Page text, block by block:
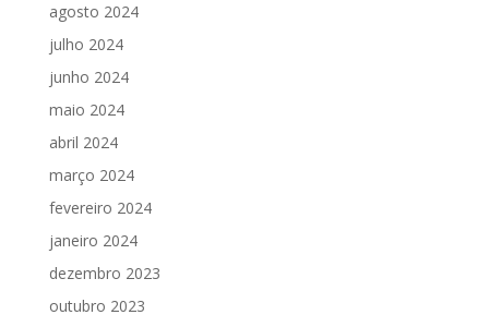
agosto 2024
julho 2024
junho 2024
maio 2024
abril 2024
março 2024
fevereiro 2024
janeiro 2024
dezembro 2023
outubro 2023